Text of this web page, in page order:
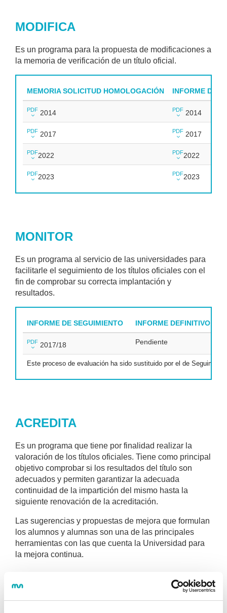
MODIFICA
Es un programa para la propuesta de modificaciones a
la memoria de verificación de un título oficial.
MEMORIA SOLICITUD HOMOLOGACIÓN INFORME
PDF 2014 PDF 2014
PDF 2017 PDF 2017
PDF2022 PDF2022
PDF2023 PDF2023
MONITOR
Es un programa al servicio de las universidades para
facilitarle el seguimiento de los títulos oficiales con el
fin de comprobar su correcta implantación y
resultados.
INFORME DE SEGUIMIENTO INFORME DEFINITIVO DE
PDF 2017/18 Pendiente
Este proceso de evaluación ha sido sustituido por el de
ACREDITA
Es un programa que tiene por finalidad realizar la
valoración de los títulos oficiales. Tiene como principal
objetivo comprobar si los resultados del título son
adecuados y permiten garantizar la adecuada
continuidad de la impartición del mismo hasta la
siguiente renovación de la acreditación.
Las sugerencias y propuestas de mejora que formulan
los alumnos y alumnas son una de las principales
herramientas con las que cuenta la Universidad para
la mejora continua.
ACREDITACIÓN INSTITUCIONAL